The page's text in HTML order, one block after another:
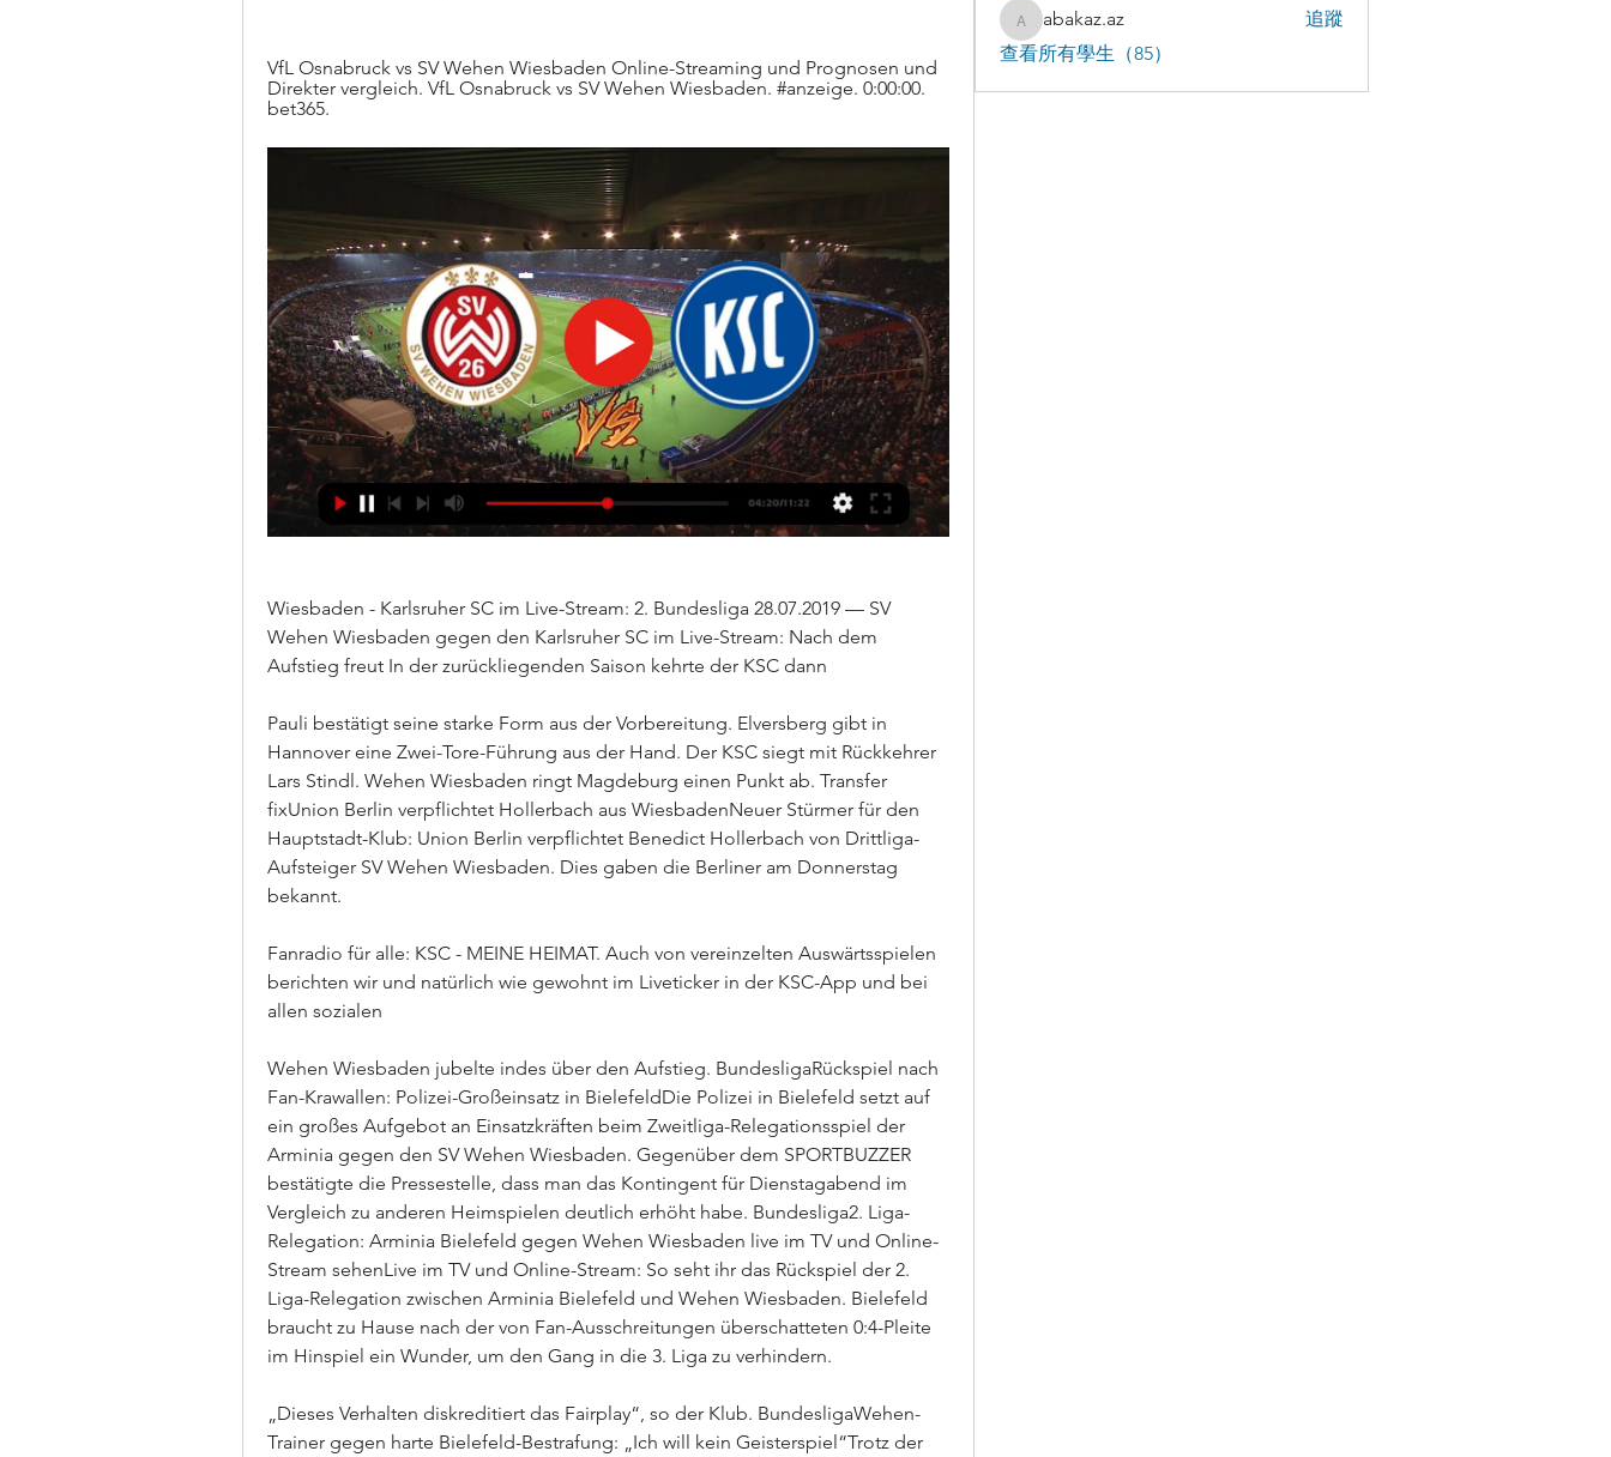
VfL Osnabruck vs SV Wehen Wiesbaden Online-Streaming und Prognosen und
Direkter vergleich. VfL Osnabruck vs SV Wehen Wiesbaden. #anzeige. 0:00:00.
bet365.
Wiesbaden - Karlsruher SC im Live-Stream: 2. Bundesliga 28.07.2019 — SV
Wehen Wiesbaden gegen den Karlsruher SC im Live-Stream: Nach dem
Aufstieg freut In der zurückliegenden Saison kehrte der KSC dann
Pauli bestätigt seine starke Form aus der Vorbereitung. Elversberg gibt in
Hannover eine Zwei-Tore-Führung aus der Hand. Der KSC siegt mit Rückkehrer
Lars Stindl. Wehen Wiesbaden ringt Magdeburg einen Punkt ab. Transfer
fixUnion Berlin verpflichtet Hollerbach aus WiesbadenNeuer Stürmer für den
Hauptstadt-Klub: Union Berlin verpflichtet Benedict Hollerbach von Drittliga-
Aufsteiger SV Wehen Wiesbaden. Dies gaben die Berliner am Donnerstag
bekannt.
Fanradio für alle: KSC - MEINE HEIMAT. Auch von vereinzelten Auswärtsspielen
berichten wir und natürlich wie gewohnt im Liveticker in der KSC-App und bei
allen sozialen
Wehen Wiesbaden jubelte indes über den Aufstieg. BundesligaRückspiel nach
Fan-Krawallen: Polizei-Großeinsatz in BielefeldDie Polizei in Bielefeld setzt auf
ein großes Aufgebot an Einsatzkräften beim Zweitliga-Relegationsspiel der
Arminia gegen den SV Wehen Wiesbaden. Gegenüber dem SPORTBUZZER
bestätigte die Pressestelle, dass man das Kontingent für Dienstagabend im
Vergleich zu anderen Heimspielen deutlich erhöht habe. Bundesliga2. Liga-
Relegation: Arminia Bielefeld gegen Wehen Wiesbaden live im TV und Online-
Stream sehenLive im TV und Online-Stream: So seht ihr das Rückspiel der 2.
Liga-Relegation zwischen Arminia Bielefeld und Wehen Wiesbaden. Bielefeld
braucht zu Hause nach der von Fan-Ausschreitungen überschatteten 0:4-Pleite
im Hinspiel ein Wunder, um den Gang in die 3. Liga zu verhindern.
„Dieses Verhalten diskreditiert das Fairplay“, so der Klub. BundesligaWehen-
Trainer gegen harte Bielefeld-Bestrafung: „Ich will kein Geisterspiel“Trotz der
abakaz.az
abakaz.az
追蹤
查看所有學生（85）